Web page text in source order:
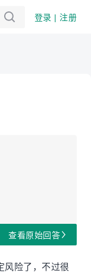
查看原始回答
风险了，不过很
登录 | 注册